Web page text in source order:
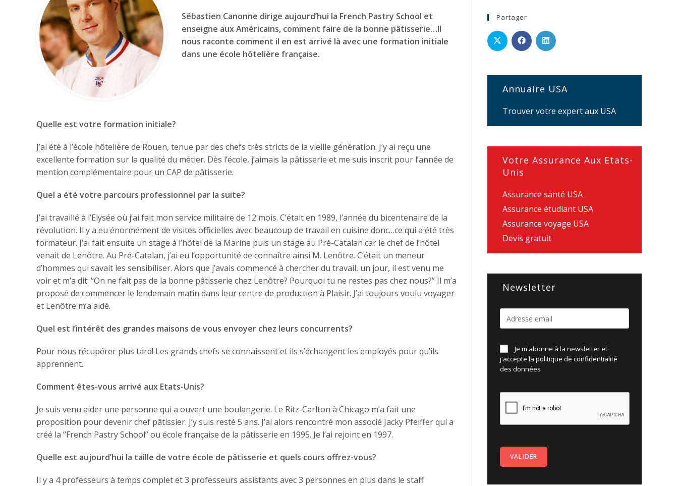
Sébastien Canonne dirige aujourd’hui la French Pastry School et
enseigne aux Américains, comment faire de la bonne pâtisserie…Il
nous raconte comment il en est arrivé là avec une formation initiale
dans une école hôtelière française.
Quelle est votre formation initiale?
J’ai été à l’école hôtelière de Rouen, tenue par des chefs très stricts de la vieille génération. J’y ai reçu une
excellente formation sur la qualité du métier. Dès l’école, j’aimais la pâtisserie et me suis inscrit pour l’année de
mention complémentaire pour un CAP de pâtisserie.
Quel a été votre parcours professionnel par la suite?
J’ai travaillé à l’Elysée où j’ai fait mon service militaire de 12 mois. C’était en 1989, l’année du bicentenaire de la
révolution. Il y a eu énormément de visites officielles avec beaucoup de travail en cuisine donc…ce qui a été très
formateur. J’ai fait ensuite un stage à l’hôtel de la Marine puis un stage au Pré-Catalan car le chef de l’hôtel
venait de Lenôtre. Au Pré-Catalan, j’ai eu l’opportunité de connaître ainsi M. Lenôtre. C’était un meneur
d’hommes qui savait les sensibiliser. Alors que j’avais commencé à chercher du travail, un jour, il est venu me
voir et m’a dit: “On ne fait pas de la bonne pâtisserie chez Lenôtre? Pourquoi tu ne restes pas chez nous?” Il m’a
proposé de commencer le lendemain matin dans leur centre de production à Plaisir. J’ai toujours voulu voyager
et Lenôtre m’a aidé.
Quel est l’intérêt des grandes maisons de vous envoyer chez leurs concurrents?
Pour nous récupérer plus tard! Les grands chefs se connaissent et ils s’échangent les employés pour qu’ils
apprennent.
Comment êtes-vous arrivé aux Etats-Unis?
Je suis venu aider une personne qui a ouvert une boulangerie. Le Ritz-Carlton à Chicago m’a fait une
proposition pour devenir chef pâtissier. J’y suis resté 5 ans. J’ai alors rencontré mon associé Jacky Pfeiffer qui a
créé la “French Pastry School” ou école française de la pâtisserie en 1995. Je l’ai rejoint en 1997.
Quelle est aujourd’hui la taille de votre école de pâtisserie et quels cours offrez-vous?
Il y a 4 professeurs à temps complet et 3 professeurs assistants avec 3 personnes en plus dans le staff
Partager
Annuaire USA
Trouver votre expert aux USA
Votre Assurance Aux Etats-
Unis
Assurance santé USA
Assurance étudiant USA
Assurance voyage USA
Devis gratuit
Newsletter
Je m'abonne à la newsletter et
j'accepte la politique de confidentialité
des données